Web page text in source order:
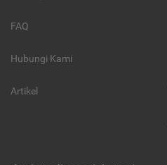
FAQ
Hubungi Kami
Artikel